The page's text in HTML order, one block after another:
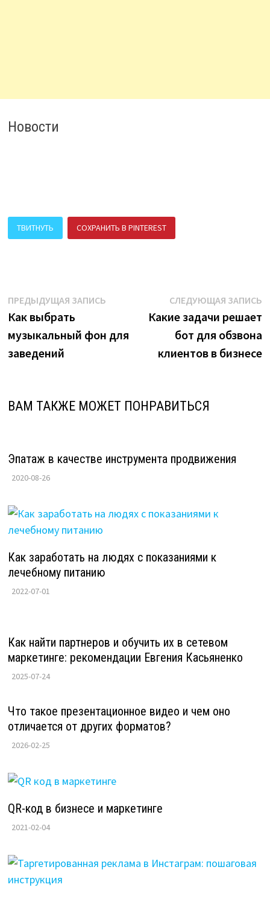
Новости
ТВИТНУТЬ СОХРАНИТЬ В PINTEREST
Навигация
по
записям
ПРЕДЫДУЩАЯ ЗАПИСЬПредыдущая
Как выбрать
музыкальный фон для
заведений
СЛЕДУЮЩАЯ ЗАПИСЬ
Какие задачи решает
бот для обзвона
клиентов в бизнесе
ВАМ ТАКЖЕ МОЖЕТ ПОНРАВИТЬСЯ
Эпатаж в качестве инструмента продвижения
2020-08-26
Как заработать на людях с показаниями к
лечебному питанию
2022-07-01
Как найти партнеров и обучить их в сетевом
маркетинге: рекомендации Евгения Касьяненко
2025-07-24
Что такое презентационное видео и чем оно
отличается от других форматов?
2026-02-25
QR-код в бизнесе и маркетинге
2021-02-04